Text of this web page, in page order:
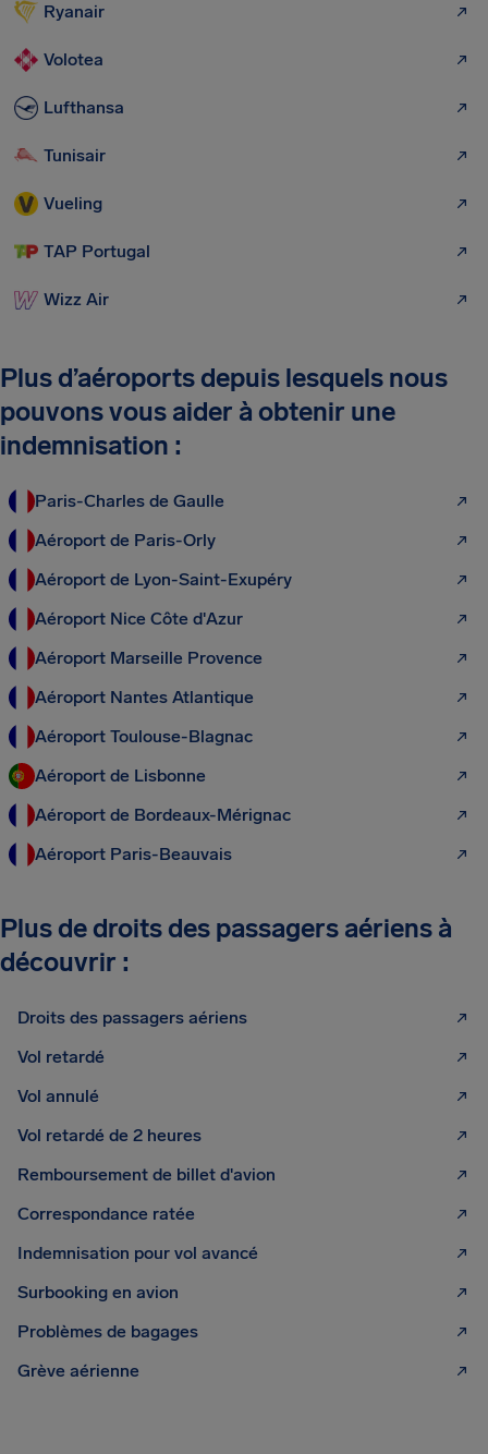
Ryanair
Volotea
Lufthansa
Tunisair
Vueling
TAP Portugal
Wizz Air
Plus d’aéroports depuis lesquels nous
pouvons vous aider à obtenir une
indemnisation :
Paris-Charles de Gaulle
Aéroport de Paris-Orly
Aéroport de Lyon-Saint-Exupéry
Aéroport Nice Côte d'Azur
Aéroport Marseille Provence
Aéroport Nantes Atlantique
Aéroport Toulouse-Blagnac
Aéroport de Lisbonne
Aéroport de Bordeaux-Mérignac
Aéroport Paris-Beauvais
Plus de droits des passagers aériens à
découvrir :
Droits des passagers aériens
Vol retardé
Vol annulé
Vol retardé de 2 heures
Remboursement de billet d'avion
Correspondance ratée
Indemnisation pour vol avancé
Surbooking en avion
Problèmes de bagages
Grève aérienne